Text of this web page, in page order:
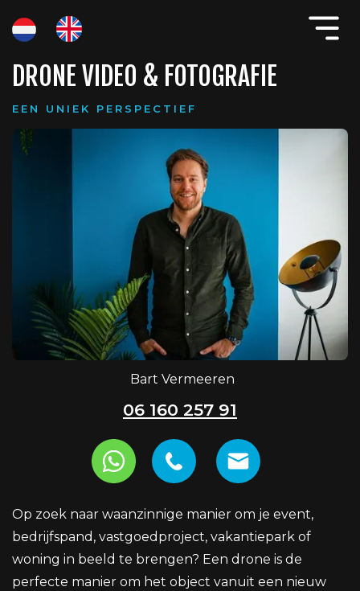
DRONE VIDEO & FOTOGRAFIE
EEN UNIEK PERSPECTIEF
Bart Vermeeren
06 160 257 91
Op zoek naar waanzinnige manier om je event,
bedrijfspand, vastgoedproject, vakantiepark of
woning in beeld te brengen? Een drone is de
perfecte manier om het object vanuit een nieuw